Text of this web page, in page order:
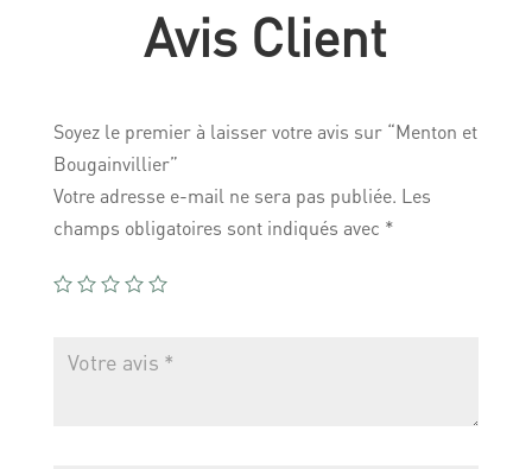
Avis Client
Soyez le premier à laisser votre avis sur “Menton et
Bougainvillier”
Votre adresse e-mail ne sera pas publiée. Les
champs obligatoires sont indiqués avec *